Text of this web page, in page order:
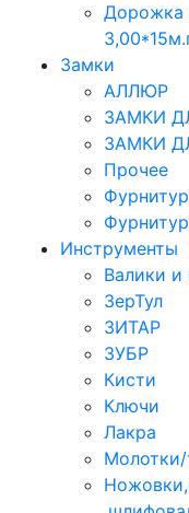
Дорожка
Замки
АЛЛЮР
ЗАМКИ
ЗАМКИ
Прочее
Инструменты
Валики и
ЗерТул
ЗИТАР
ЗУБР
Кисти
Ключи
Лакра